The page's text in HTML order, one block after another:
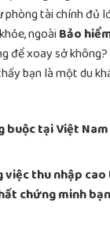
tài chính đủ
ngoài Bảo
để xoay sở
bạn là một du
buộc tại Việt
việc thu nhập
chứng minh